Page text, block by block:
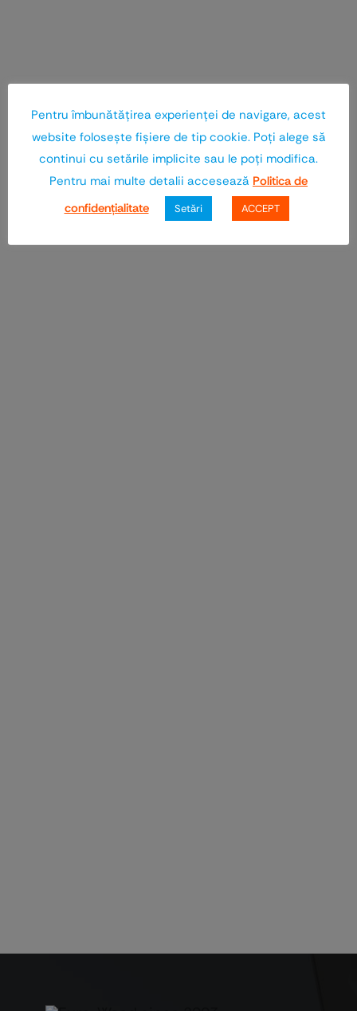
Pentru îmbunătăţirea experienţei de navigare, acest
website foloseşte fişiere de tip cookie. Poţi alege să
continui cu setările implicite sau le poţi modifica.
Pentru mai multe detalii accesează Politica de
confidenţialitate
Setări ACCEPT